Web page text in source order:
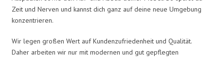
Zeit und Nerven und kannst dich ganz auf deine neue Umgebung
konzentrieren.
Wir legen großen Wert auf Kundenzufriedenheit und Qualität.
Daher arbeiten wir nur mit modernen und gut gepflegten